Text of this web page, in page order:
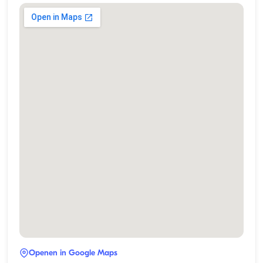
Openen in Google Maps